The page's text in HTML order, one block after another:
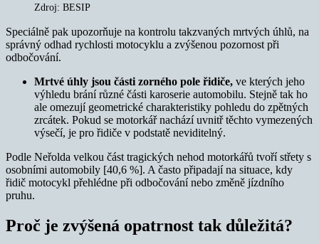
Zdroj: BESIP
Speciálně pak upozorňuje na kontrolu takzvaných mrtvých úhlů, na
správný odhad rychlosti motocyklu a zvýšenou pozornost při
odbočování.
Mrtvé úhly jsou části zorného pole řidiče, ve kterých jeho
výhledu brání různé části karoserie automobilu. Stejně tak ho
ale omezují geometrické charakteristiky pohledu do zpětných
zrcátek. Pokud se motorkář nachází uvnitř těchto vymezených
výsečí, je pro řidiče v podstatě neviditelný.
Podle Neřolda velkou část tragických nehod motorkářů tvoří střety s
osobními automobily [40,6 %]. A často připadají na situace, kdy
řidič motocykl přehlédne při odbočování nebo změně jízdního
pruhu.
Proč je zvýšená opatrnost tak důležitá?